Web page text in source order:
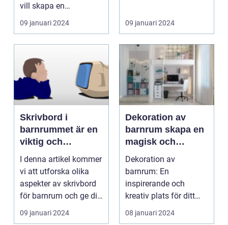
vill skapa en
inspirerande och
inbjuda...
09 januari 2024 09 januari 2024
Skrivbord i
barnrummet är en
viktig och
funktionell möbel
som kan ge både
inspiration och en
arbetsplats för
I denna artikel kommer
vi att utforska olika
aspekter av skrivbord
för barnrum och ge dig
inspiratio...
09 januari 2024
Dekoration av
barnrum skapa en
magisk och
inspirerande plats
för ditt barn
Dekoration av
barnrum: En
inspirerande och
kreativ plats för ditt
barns utveckling och
välbefinnande...
08 januari 2024